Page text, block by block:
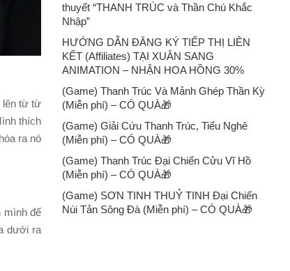
lên từ từ
thích
ra nó
mình để
dưới ra
thuyết “THANH TRÚC và Thần Chú Khắc
Nhập”
HƯỚNG DẪN ĐĂNG KÝ TIẾP THỊ LIÊN
KẾT (Affiliates) TẠI XUÂN SANG
ANIMATION – NHẬN HOA HỒNG 30%
(Game) Thanh Trúc Và Mảnh Ghép Thần Kỳ
(Miễn phí) – CÓ QUÀ🎁
(Game) Giải Cứu Thanh Trúc, Tiểu Nghê
(Miễn phí) – CÓ QUÀ🎁
(Game) Thanh Trúc Đại Chiến Cửu Vĩ Hồ
(Miễn phí) – CÓ QUÀ🎁
(Game) SƠN TINH THUỶ TINH Đại Chiến
Núi Tản Sông Đà (Miễn phí) – CÓ QUÀ🎁